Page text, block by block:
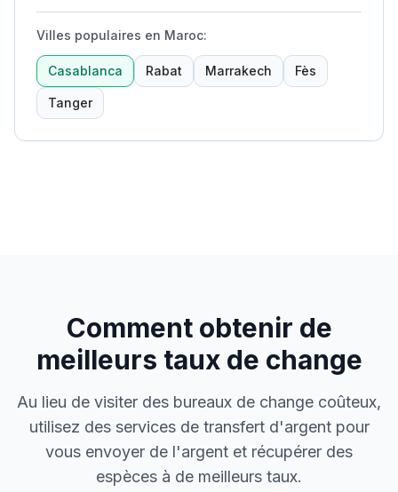
Villes populaires en Maroc:
Casablanca Rabat Marrakech Fès
Tanger
Comment obtenir de
meilleurs taux de change
Au lieu de visiter des bureaux de change coûteux,
utilisez des services de transfert d'argent pour
vous envoyer de l'argent et récupérer des
espèces à de meilleurs taux.